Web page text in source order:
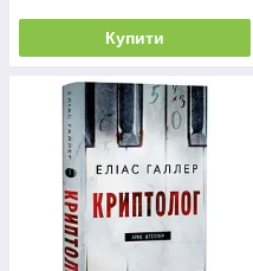
Купити